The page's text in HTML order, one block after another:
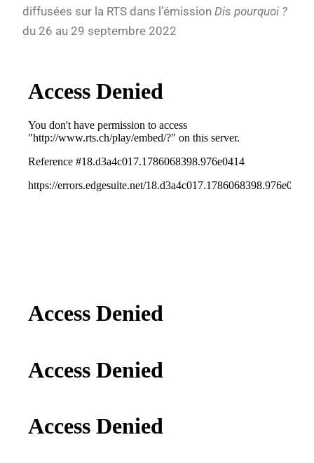
diffusées sur la RTS dans l’émission Dis pourquoi ?
du 26 au 29 septembre 2022